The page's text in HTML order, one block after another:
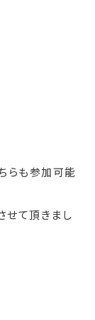
らも参加可能
せて頂きまし